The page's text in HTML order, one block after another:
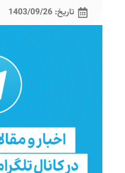
تاریخ: 1403/09/26